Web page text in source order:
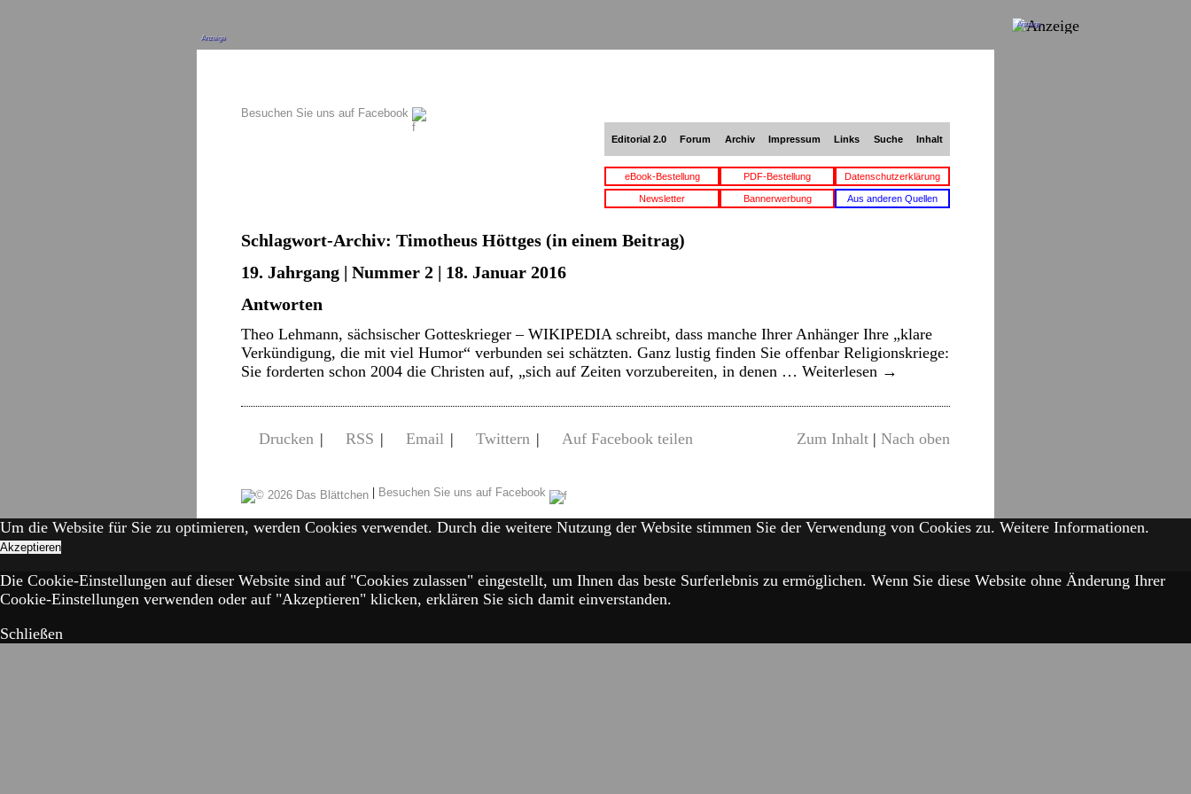
Anzeige
Besuchen Sie uns auf Facebook
Editorial 2.0 Forum Archiv Impressum Links Suche Inhalt
eBook-Bestellung PDF-Bestellung Datenschutzerklärung
Newsletter Bannerwerbung Aus anderen Quellen
Schlagwort-Archiv: Timotheus Höttges (in einem Beitrag)
19. Jahrgang | Nummer 2 | 18. Januar 2016
Antworten
Theo Lehmann, sächsischer Gotteskrieger – WIKIPEDIA schreibt, dass manche Ihrer Anhänger Ihre „klare
Verkündigung, die mit viel Humor“ verbunden sei schätzten. Ganz lustig finden Sie offenbar Religionskriege:
Sie forderten schon 2004 die Christen auf, „sich auf Zeiten vorzubereiten, in denen … Weiterlesen →
Drucken | RSS | Email | Twittern | Auf Facebook teilen Zum Inhalt | Nach oben
| Besuchen Sie uns auf Facebook
Anzeige
Um die Website für Sie zu optimieren, werden Cookies verwendet. Durch die weitere Nutzung der Website stimmen Sie der Verwendung von Cookies zu. Weitere Informationen.
Akzeptieren
Die Cookie-Einstellungen auf dieser Website sind auf "Cookies zulassen" eingestellt, um Ihnen das beste Surferlebnis zu ermöglichen. Wenn Sie diese Website ohne Änderung Ihrer
Cookie-Einstellungen verwenden oder auf "Akzeptieren" klicken, erklären Sie sich damit einverstanden.
Schließen